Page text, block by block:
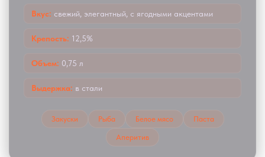
Вкус: свежий, элегантный, с ягодными акцентами
Крепость: 12,5%
Объем: 0,75 л
Выдержка: в стали
Закуски Рыба Белое мясо Паста
Аперитив